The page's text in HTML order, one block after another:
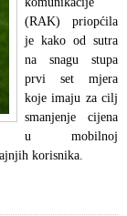
(RAK) priopćila
je kako od sutra
na snagu stupa
prvi set mjera
koje imaju za cilj
smanjenje cijena
u mobilnoj
korisnika.